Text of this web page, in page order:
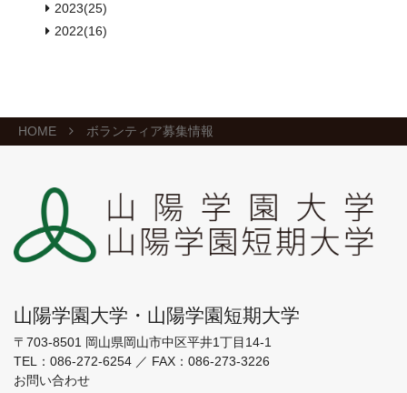
2023(25)
2022(16)
HOME ボランティア募集情報
山陽学園大学・山陽学園短期大学
〒703-8501 岡山県岡山市中区平井1丁目14-1
TEL： 086-272-6254 ／ FAX：086-273-3226
お問い合わせ